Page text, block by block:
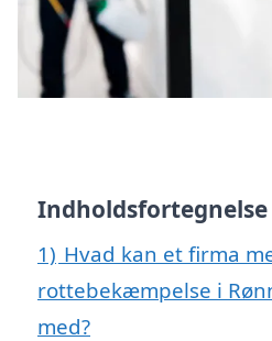
Indholdsfortegnelse
1) Hvad kan et firma
rottebekæmpelse i
med?